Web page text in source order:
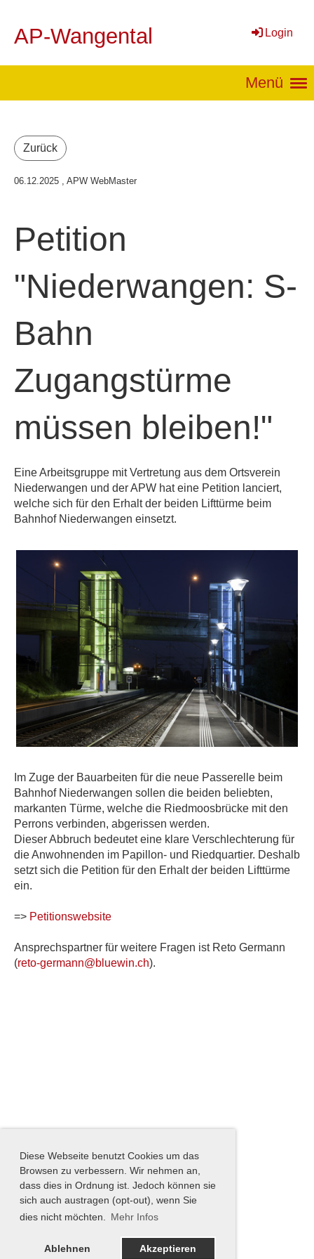
Diese Webseite benutzt Cookies um das
Browsen zu verbessern. Wir nehmen an,
dass dies in Ordnung ist. Jedoch können sie
sich auch austragen (opt-out), wenn Sie
dies nicht möchten.
Mehr Infos
Ablehnen Akzeptieren
AP-Wangental Login
Menü
Zurück
06.12.2025 , APW WebMaster
Petition
"Niederwangen: S-
Bahn
Zugangstürme
müssen bleiben!"
Eine Arbeitsgruppe mit Vertretung aus dem Ortsverein
Niederwangen und der APW hat eine Petition lanciert,
welche sich für den Erhalt der beiden Lifttürme beim
Bahnhof Niederwangen einsetzt.
Im Zuge der Bauarbeiten für die neue Passerelle beim
Bahnhof Niederwangen sollen die beiden beliebten,
markanten Türme, welche die Riedmoosbrücke mit den
Perrons verbinden, abgerissen werden.
Dieser Abbruch bedeutet eine klare Verschlechterung für
die Anwohnenden im Papillon- und Riedquartier. Deshalb
setzt sich die Petition für den Erhalt der beiden Lifttürme
ein.
=> Petitionswebsite
Ansprechspartner für weitere Fragen ist Reto Germann
(reto-germann@bluewin.ch).